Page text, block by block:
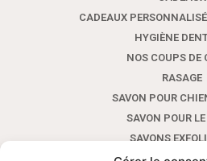
CADEAUX
HYGIÈNE
NOS COUPS DE
RASAGE
SAVON POUR
SAVON POUR
SAVONS
SAVONS POUR LES MAINS AUX